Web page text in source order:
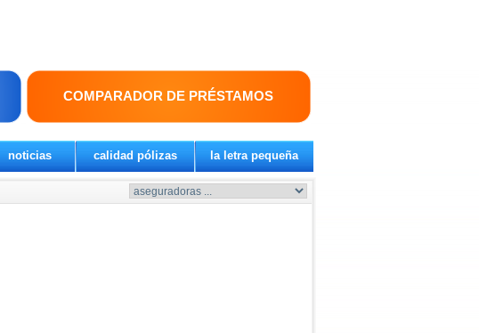
COMPARADOR DE PRÉSTAMOS
noticias calidad pólizas la letra pequeña